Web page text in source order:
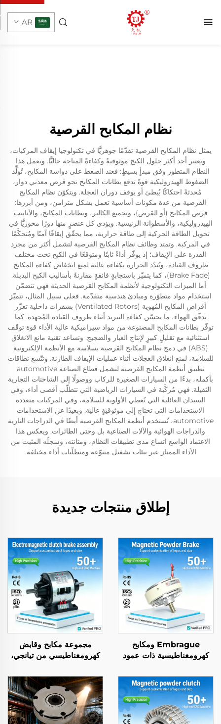
AR
نظام المكابح القرصية
يمثل نظام المكابح القرصية تقدّمًا جوهريًّا في تكنولوجيا إيقاف المركبات،
ويعتبر أحد أكثر حلول الكبح موثوقيةً وكفاءةً المتاحة حاليًّا. ويعمل هذا
النظام المتطور وفق مبدأٍ بسيطٍ: فعند الضغط على دواسة المكابح، تُولِّد
الضغوط الهيدروليكية قوةً تدفع بطانات المكابح نحو قرص معدني دوار،
مُحدثةً احتكاكًا يُبطئ أو يوقف دوران العجلة. ويتكوّن نظام المكابح
القرصية من عدة مكونات أساسية تعمل بشكل متزامن، ومن أبرزها:
قرص المكابح (أو القرص)، وتجميع الكالبر، وبطانات المكابح، والأنابيب
الهيدروليكية، والأسطوانة الرئيسية. ويؤدي كل عنصرٍ منها دورًا محوريًّا في
تحويل الطاقة الحركية إلى طاقة حرارية، مما يحقّق إيقافًا آمنًا ومُتحكَّمًا
في المركبة. وتمتد وظائف نظام المكابح القرصية لتشمل أكثر من مجرد
القدرة على الإيقاف؛ إذ يوفّر أداءً ثابتًا ومتوقعًا في الكبح تحت مختلف
ظروف القيادة، ويُبدّد الحرارة بكفاءة عالية لمنع انخفاض كفاءة المكابح
(Brake Fade)، كما يتميّز باستجابةٍ فائقةٍ مقارنةً بأساليب الكبح البديلة.
أما الميزات التكنولوجية لأنظمة المكابح القرصية الحديثة فهي تتضمّن
استخدام مواد متطوّرة ومبادئ هندسية متقدّمة. فعلى سبيل المثال، تتميّز
أقراص المكابح المُهوية (Ventilated Rotors) بشفرات داخلية تعزّز
تدفّق الهواء، ما يحسّن كفاءة التبريد أثناء ظروف القيادة المُجهدة. كما
توفّر بطانات المكابح المصنوعة من مواد سيراميكية عالية الأداء قوة توقّف
استثنائية مع تقليلٍ كبيرٍ لإنتاج الغبار والضجيج. وتساعد تقنية مانع الانغلاق
(ABS) في دمج نظام المكابح القرصية بسلاسة مع الأنظمة الإلكترونية
للسلامة، لمنع انغلاق العجلات أثناء عمليات الإيقاف الطارئة. وتتّسع نطاقات
تطبيق أنظمة المكابح القرصية لتشمل قطاع الصناعة automotive
بأكمله، بدءًا من السيارات الصغيرة للركاب ووصولًا إلى الشاحنات التجارية
الثقيلة. فهي مُركَّبة في السيارات الرياضية التي تتطلّب أقصى أداء، وفي
السيدان العائلية التي تُعطي الأولوية للسلامة، وفي المركبات متعددة
الاستخدامات التي تحتاج إلى موثوقيةٍ عالية. وبعيدًا عن الاستخدامات
automotive، تُستخدم أنظمة المكابح القرصية أيضًا في الدراجات النارية
والدراجات الهوائية والآلات الصناعية بل وحتى الطائرات. ويعكس هذا
الاعتماد الواسع اتساع مدى تطبيقات النظام، ومتانته، وسجلّه المثبت من
الأداء الممتاز عبر بيئات تشغيل متنوّعة ومتطلّبات أداء مختلفة.
إطلاق منتجات جديدة
Embrague ومكابح
كهرومغناطيسية ذات عمود
معايير OEM وDIN، جديدة
مجموعة مكابح وقابض
كهرومغناطيسي من تيانجي،
حسب الطلب لآلات التصوير
الضوئي